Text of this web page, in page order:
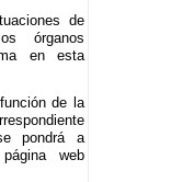
de
órganos
en esta
de la
pondrá a
web